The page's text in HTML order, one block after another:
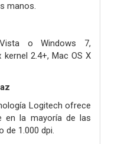
manos.
o Windows 7,
2.4+, Mac OS X
Logitech ofrece
en la mayoría de las
de 1.000 dpi.